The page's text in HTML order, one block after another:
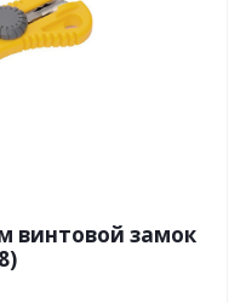
винтовой замок